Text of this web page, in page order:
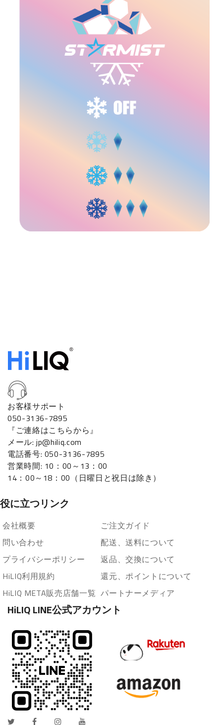
お客様サポート
050-3136-7895
『ご連絡はこちらから』
メール: jp@hiliq.com
電話番号: 050-3136-7895
営業時間: 10：00～13：00
14：00～18：00（日曜日と祝日は除き）
役に立つリンク
会社概要
問い合わせ
プライバシーポリシー
HiLIQ利用規約
HiLIQ META販売店舗一覧
ご注文ガイド
配送、送料について
返品、交換について
還元、ポイントについて
パートナーメディア
HiLIQ LINE公式アカウント